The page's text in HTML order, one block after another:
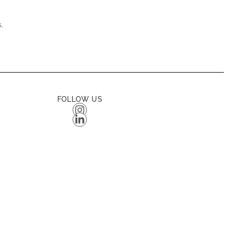
FOLLOW US